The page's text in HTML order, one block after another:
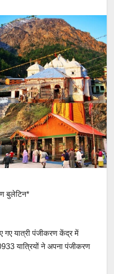
बुलेटिन*
गए यात्री पंजीकरण केंद्र में
यात्रियों ने अपना पंजीकरण